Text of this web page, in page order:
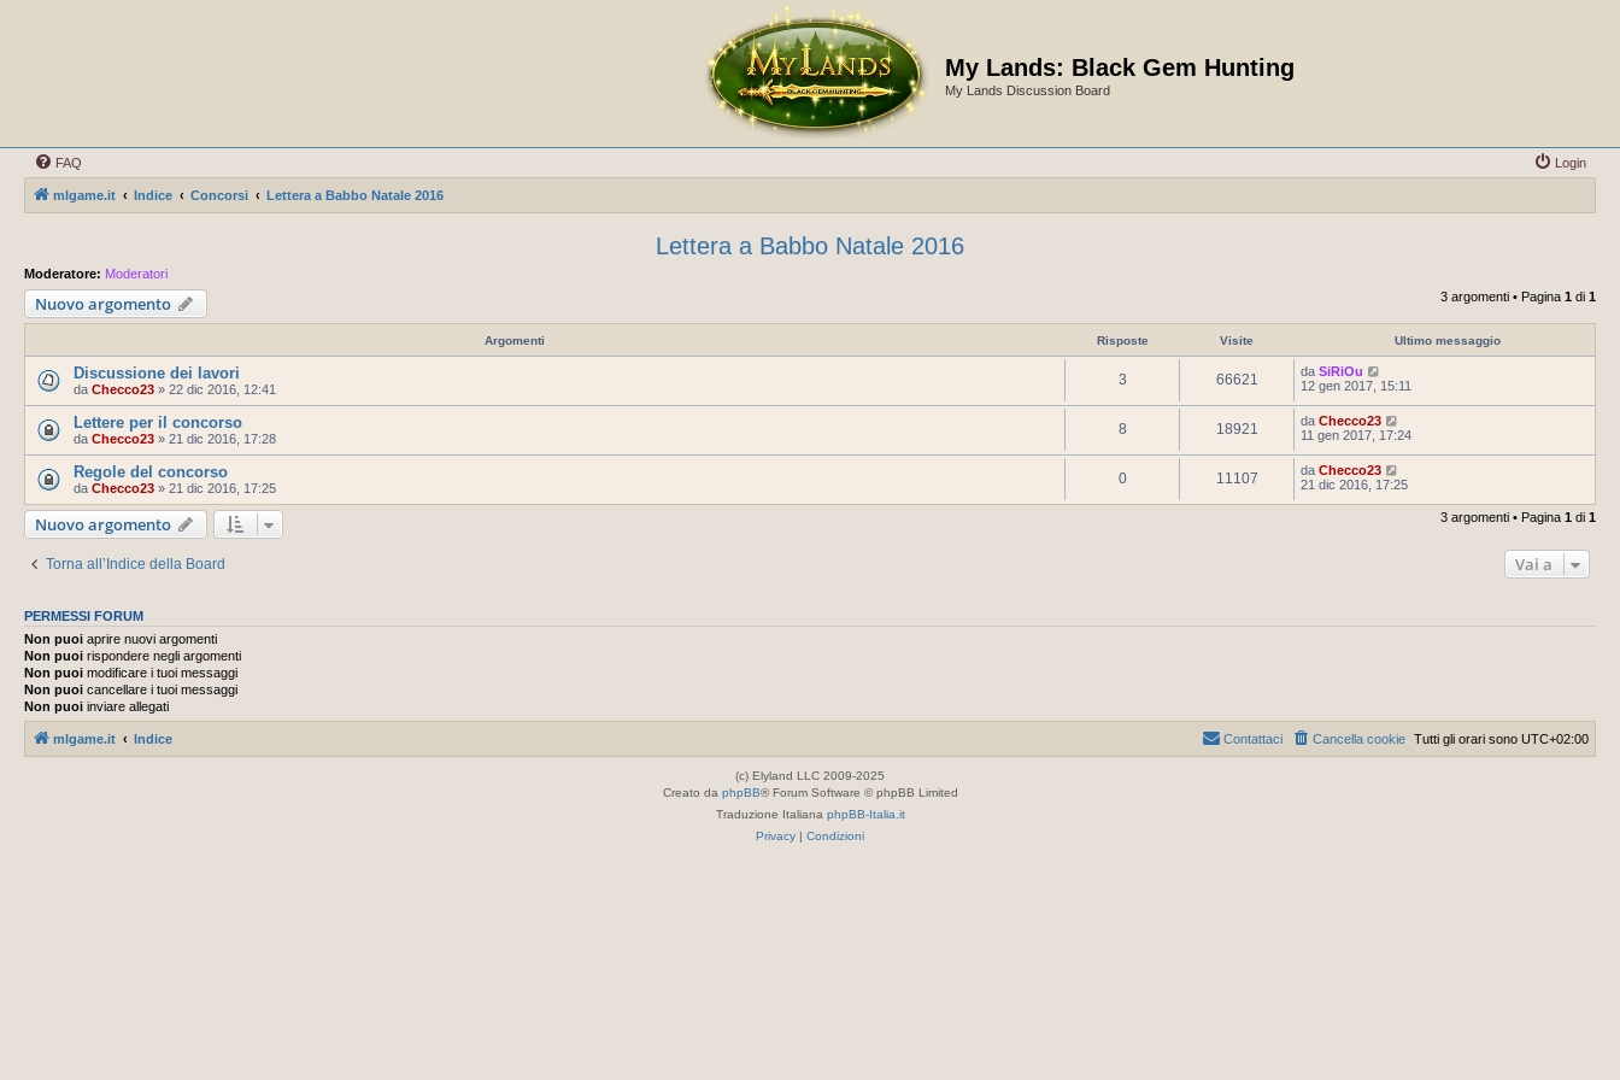
My Lands: Black Gem Hunting
My Lands Discussion Board
FAQ Login
mlgame.it Indice Concorsi Lettera a Babbo Natale 2016
Lettera a Babbo Natale 2016
Moderatore: Moderatori
Nuovo argomento 3 argomenti • Pagina 1 di 1
Argomenti Risposte Visite Ultimo messaggio
Discussione dei lavori
da Checco23 » 22 dic 2016, 12:41
3 66621 da SiRiOu
12 gen 2017, 15:11
Lettere per il concorso
da Checco23 » 21 dic 2016, 17:28
8 18921 da Checco23
11 gen 2017, 17:24
Regole del concorso
da Checco23 » 21 dic 2016, 17:25
0 11107 da Checco23
21 dic 2016, 17:25
Nuovo argomento 3 argomenti • Pagina 1 di 1
Torna all’Indice della Board Vai a
PERMESSI FORUM
Non puoi aprire nuovi argomenti
Non puoi rispondere negli argomenti
Non puoi modificare i tuoi messaggi
Non puoi cancellare i tuoi messaggi
Non puoi inviare allegati
mlgame.it Indice Tutti gli orari sono UTC+02:00
Cancella cookie
Contattaci
(c) Elyland LLC 2009-2025
Creato da phpBB® Forum Software © phpBB Limited
Traduzione Italiana phpBB-Italia.it
Privacy | Condizioni